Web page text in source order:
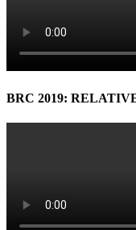
BRC 2019: